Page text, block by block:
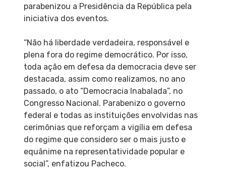
parabenizou a Presidência da República pela
iniciativa dos eventos.
“Não há liberdade verdadeira, responsável e
plena fora do regime democrático. Por isso,
toda ação em defesa da democracia deve ser
destacada, assim como realizamos, no ano
passado, o ato “Democracia Inabalada”, no
Congresso Nacional. Parabenizo o governo
federal e todas as instituições envolvidas nas
cerimônias que reforçam a vigília em defesa
do regime que considero ser o mais justo e
equânime na representatividade popular e
social”, enfatizou Pacheco.